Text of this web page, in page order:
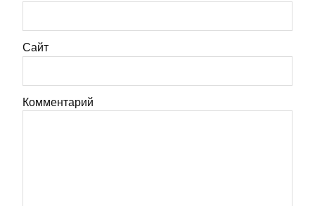
Сайт
Комментарий